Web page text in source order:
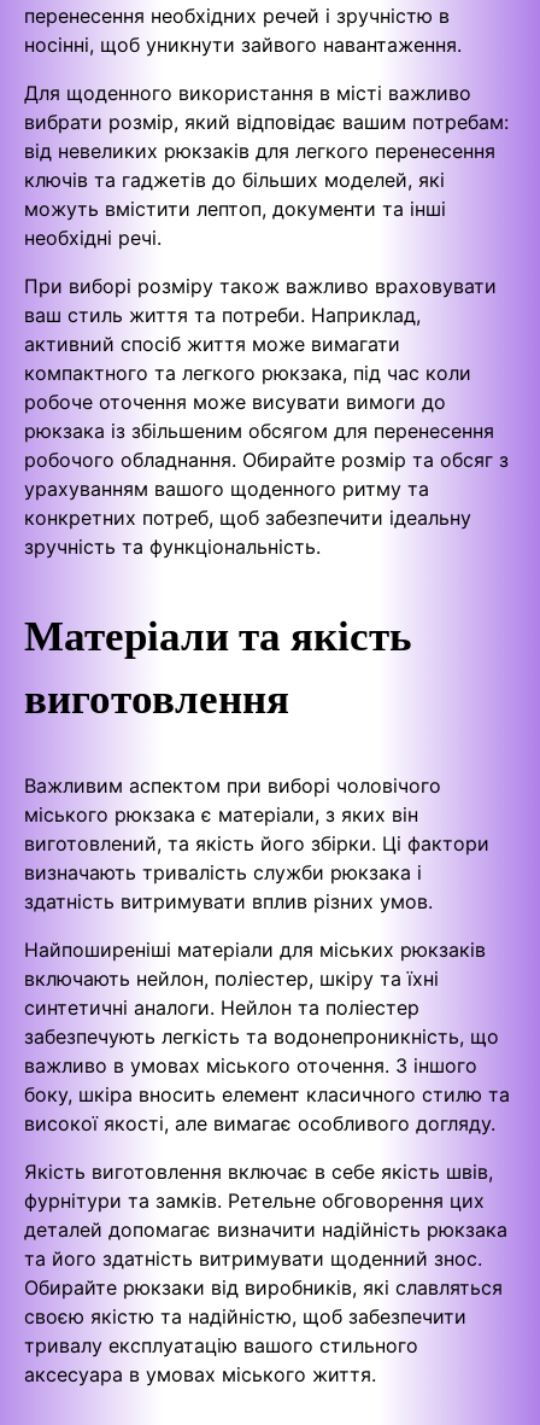
перенесення необхідних речей і зручністю в
носінні, щоб уникнути зайвого навантаження.
Для щоденного використання в місті важливо
вибрати розмір, який відповідає вашим потребам:
від невеликих рюкзаків для легкого перенесення
ключів та гаджетів до більших моделей, які
можуть вмістити лептоп, документи та інші
необхідні речі.
При виборі розміру також важливо враховувати
ваш стиль життя та потреби. Наприклад,
активний спосіб життя може вимагати
компактного та легкого рюкзака, під час коли
робоче оточення може висувати вимоги до
рюкзака із збільшеним обсягом для перенесення
робочого обладнання. Обирайте розмір та обсяг з
урахуванням вашого щоденного ритму та
конкретних потреб, щоб забезпечити ідеальну
зручність та функціональність.
Матеріали та якість
виготовлення
Важливим аспектом при виборі чоловічого
міського рюкзака є матеріали, з яких він
виготовлений, та якість його збірки. Ці фактори
визначають тривалість служби рюкзака і
здатність витримувати вплив різних умов.
Найпоширеніші матеріали для міських рюкзаків
включають нейлон, поліестер, шкіру та їхні
синтетичні аналоги. Нейлон та поліестер
забезпечують легкість та водонепроникність, що
важливо в умовах міського оточення. З іншого
боку, шкіра вносить елемент класичного стилю та
високої якості, але вимагає особливого догляду.
Якість виготовлення включає в себе якість швів,
фурнітури та замків. Ретельне обговорення цих
деталей допомагає визначити надійність рюкзака
та його здатність витримувати щоденний знос.
Обирайте рюкзаки від виробників, які славляться
своєю якістю та надійністю, щоб забезпечити
тривалу експлуатацію вашого стильного
аксесуара в умовах міського життя.